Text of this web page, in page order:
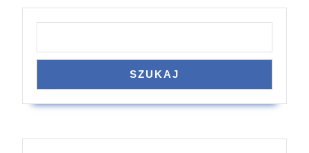
Szukaj
SZUKAJ